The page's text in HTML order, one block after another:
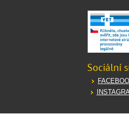
Sociální